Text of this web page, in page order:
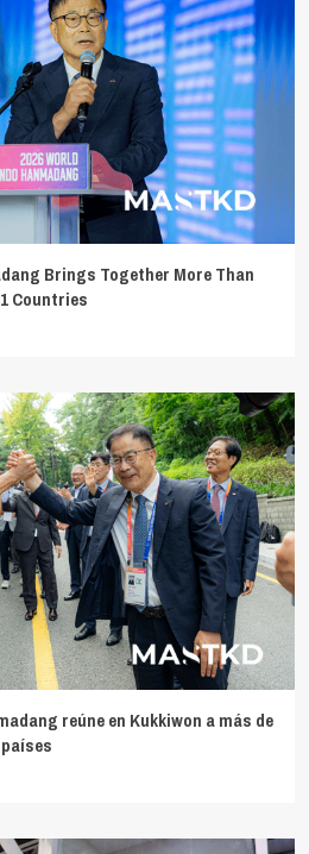
Brings Together More Than
Countries
reúne en Kukkiwon a más de